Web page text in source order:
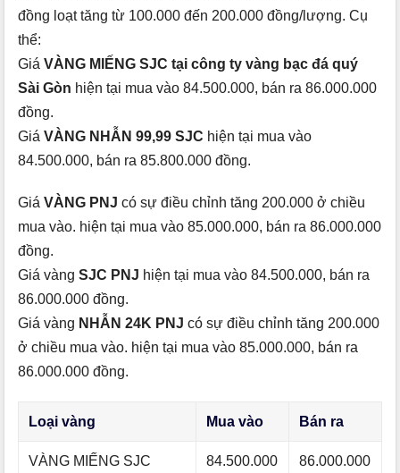
đồng loạt tăng từ 100.000 đến 200.000 đồng/lượng. Cụ
thể:
Giá VÀNG MIẾNG SJC tại công ty vàng bạc đá quý
Sài Gòn hiện tại mua vào 84.500.000, bán ra 86.000.000
đồng.
Giá VÀNG NHẪN 99,99 SJC hiện tại mua vào
84.500.000, bán ra 85.800.000 đồng.
Giá VÀNG PNJ có sự điều chỉnh tăng 200.000 ở chiều
mua vào. hiện tại mua vào 85.000.000, bán ra 86.000.000
đồng.
Giá vàng SJC PNJ hiện tại mua vào 84.500.000, bán ra
86.000.000 đồng.
Giá vàng NHẪN 24K PNJ có sự điều chỉnh tăng 200.000
ở chiều mua vào. hiện tại mua vào 85.000.000, bán ra
86.000.000 đồng.
Loại vàng Mua vào Bán ra
VÀNG MIẾNG SJC 84.500.000 86.000.000